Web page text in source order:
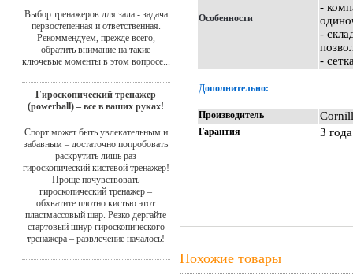
Выбор тренажеров для зала - задача
первостепенная и ответственная.
Рекоммендуем, прежде всего,
обратить внимание на такие
ключевые моменты в этом вопросе...
Гироскопический тренажер
(powerball) – все в ваших руках!
Спорт может быть увлекательным и
забавным – достаточно попробовать
раскрутить лишь раз
гироскопический кистевой тренажер!
Проще почувствовать
гироскопический тренажер –
обхватите плотно кистью этот
пластмассовый шар. Резко дергайте
стартовый шнур гироскопического
тренажера – развлечение началось!
Особенности
-
-
-
Дополнительно:
Производитель
Гарантия 3 года
Похожие товары